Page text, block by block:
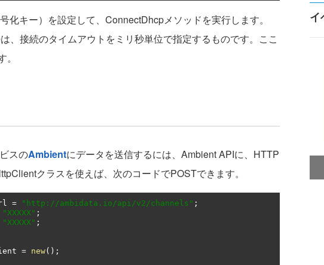
化キー）を設定して、ConnectDhcpメソッドを実行します。
、接続のタイムアウトをミリ秒単位で指定するものです。ここ
スのAmbientにデータを送信するには、Ambient APIに、HTTP
クラスを使えば、次のコードでPOSTできます。
= "http://ambidata.io/api/v2/channels" ;
"XXXXX" ;
"XXXXX" ;
= new();
イ